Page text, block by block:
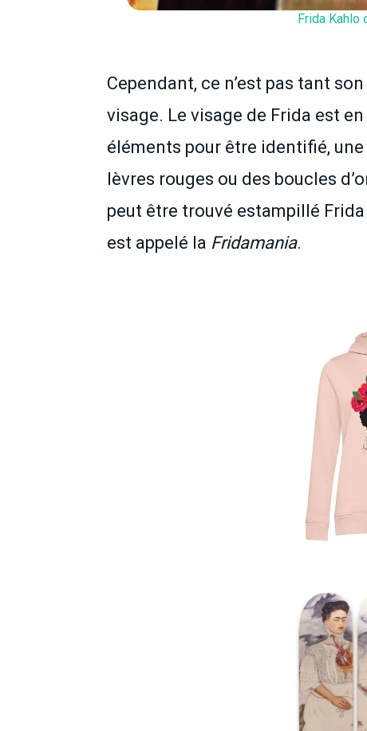
Frida Kahlo
Cependant, ce n’est pas tant
visage. Le visage de Frida est
éléments pour être identifié,
lèvres rouges ou des boucles
peut être trouvé estampillé
est appelé la Fridamania.